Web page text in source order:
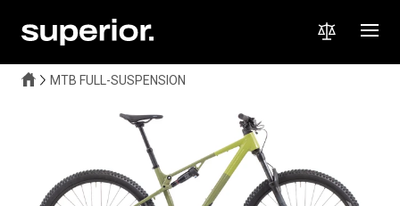
MTB FULL-SUSPENSION